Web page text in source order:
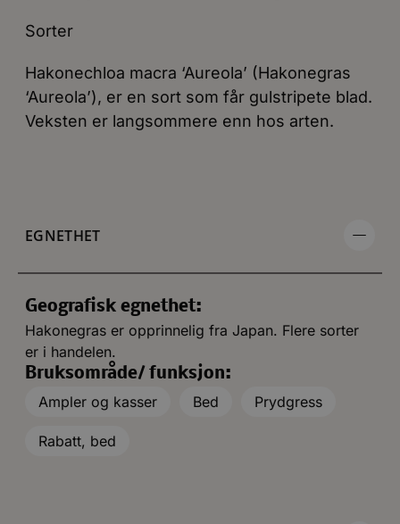
Sorter
Hakonechloa macra ‘Aureola’ (Hakonegras
‘Aureola’), er en sort som får gulstripete blad.
Veksten er langsommere enn hos arten.
EGNETHET
Geografisk egnethet:
Hakonegras er opprinnelig fra Japan. Flere sorter
er i handelen.
Bruksområde/ funksjon:
Ampler og kasser
Bed Prydgress
Rabatt, bed